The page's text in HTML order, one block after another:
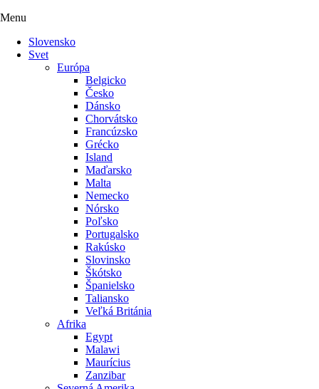
Menu
Slovensko
Svet
Európa
Belgicko
Česko
Dánsko
Chorvátsko
Francúzsko
Grécko
Island
Maďarsko
Malta
Nemecko
Nórsko
Poľsko
Portugalsko
Rakúsko
Slovinsko
Škótsko
Španielsko
Taliansko
Veľká Británia
Afrika
Egypt
Malawi
Maurícius
Zanzibar